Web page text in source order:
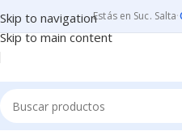
Skip to navigation
Skip to main content
Estás en Suc. Salta·